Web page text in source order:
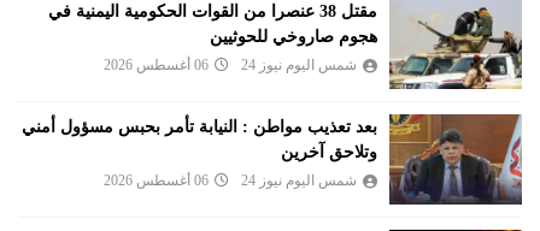
مقتل 38 عنصرا من القوات الحكومية اليمنية في
هجوم صاروخي للحوثيين
شمس اليوم نيوز 24 06 أغسطس 2026
بعد تعذيب مواطن : النيابة تأمر بحبس مسؤول أمني
وتلاحق آخرين
شمس اليوم نيوز 24 06 أغسطس 2026